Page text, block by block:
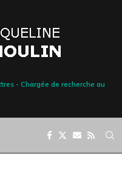
- Chargée de recherche au